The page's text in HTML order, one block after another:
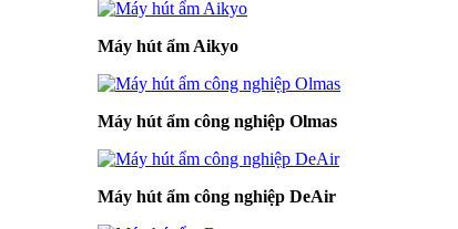
Máy hút ẩm Aikyo
Máy hút ẩm công nghiệp Olmas
Máy hút ẩm công nghiệp DeAir